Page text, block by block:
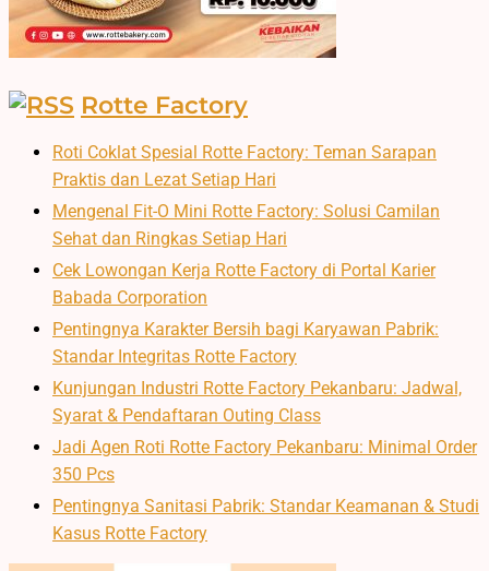
Rotte Factory
Roti Coklat Spesial Rotte Factory: Teman Sarapan
Praktis dan Lezat Setiap Hari
Mengenal Fit-O Mini Rotte Factory: Solusi Camilan
Sehat dan Ringkas Setiap Hari
Cek Lowongan Kerja Rotte Factory di Portal Karier
Babada Corporation
Pentingnya Karakter Bersih bagi Karyawan Pabrik:
Standar Integritas Rotte Factory
Kunjungan Industri Rotte Factory Pekanbaru: Jadwal,
Syarat & Pendaftaran Outing Class
Jadi Agen Roti Rotte Factory Pekanbaru: Minimal Order
350 Pcs
Pentingnya Sanitasi Pabrik: Standar Keamanan & Studi
Kasus Rotte Factory